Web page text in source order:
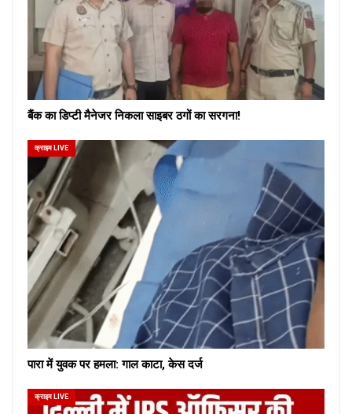
बैंक का डिप्टी मैनेजर निकला साइबर ठगों का सरगना!
क्राइम LIVE
पारा में युवक पर हमला: गाल काटा, केस दर्ज
क्राइम LIVE